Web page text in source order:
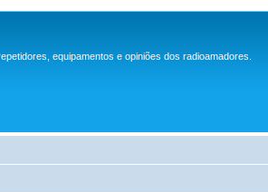
equipamentos e opiniões dos radioamadores.